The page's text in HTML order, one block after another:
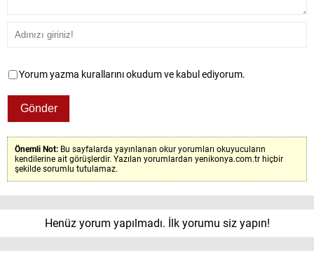
Yorum yazma kurallarını okudum ve kabul ediyorum.
Önemli Not: Bu sayfalarda yayınlanan okur yorumları okuyucuların
kendilerine ait görüşlerdir. Yazılan yorumlardan yenikonya.com.tr hiçbir
şekilde sorumlu tutulamaz.
Henüz yorum yapılmadı. İlk yorumu siz yapın!